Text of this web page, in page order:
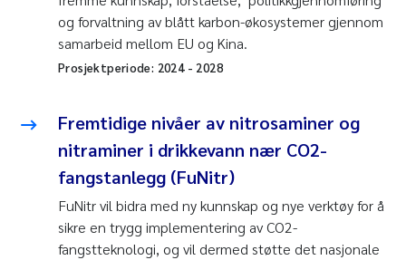
og forvaltning av blått karbon-økosystemer gjennom
samarbeid mellom EU og Kina.
Prosjektperiode: 2024- 2028
Fremtidige nivåer av nitrosaminer og
nitraminer i drikkevann nær CO2-
fangstanlegg (FuNitr)
FuNitr vil bidra med ny kunnskap og nye verktøy for å
sikre en trygg implementering av CO2-
fangstteknologi, og vil dermed støtte det nasjonale